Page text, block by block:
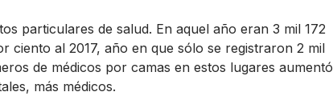
particulares de salud. En aquel año eran 3 mil 172
ciento al 2017, año en que sólo se registraron 2 mil
de médicos por camas en estos lugares aumentó
más médicos.